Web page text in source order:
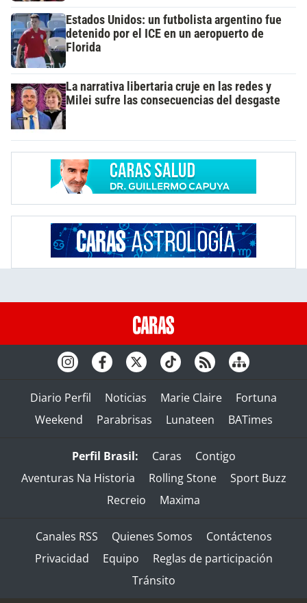
Estados Unidos: un futbolista argentino fue
detenido por el ICE en un aeropuerto de
Florida
La narrativa libertaria cruje en las redes y
Milei sufre las consecuencias del desgaste
Diario Perfil Noticias Marie Claire
Fortuna
Weekend
Parabrisas Lunateen BATimes
Perfil Brasil: Caras
Contigo
Aventuras Na Historia
Rolling Stone
Sport Buzz
Recreio
Maxima
Canales RSS Quienes Somos
Contáctenos
Privacidad
Equipo
Reglas de participación
Tránsito